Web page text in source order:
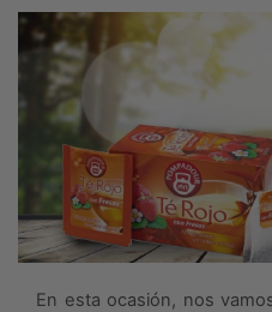
En esta ocasión, nos